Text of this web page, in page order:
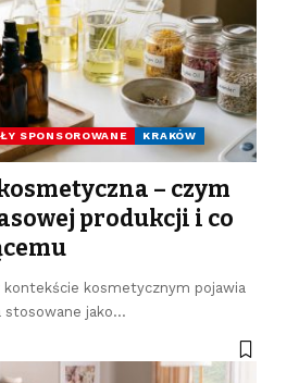
SPONSOROWANE
KRAKÓW
– czym
produkcji i co
kontekście kosmetycznym pojawia
stosowane jako…